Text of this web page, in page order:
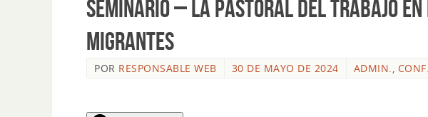
Seminario – La Pastoral del Trabajo
migrantes
POR RESPONSABLE WEB 30 DE MAYO DE 2024 ADMIN.,